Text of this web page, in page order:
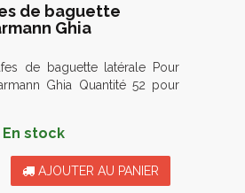
de baguette
Ghia
de baguette latérale Pour
Ghia Quantité 52 pour
En stock
AJOUTER AU PANIER